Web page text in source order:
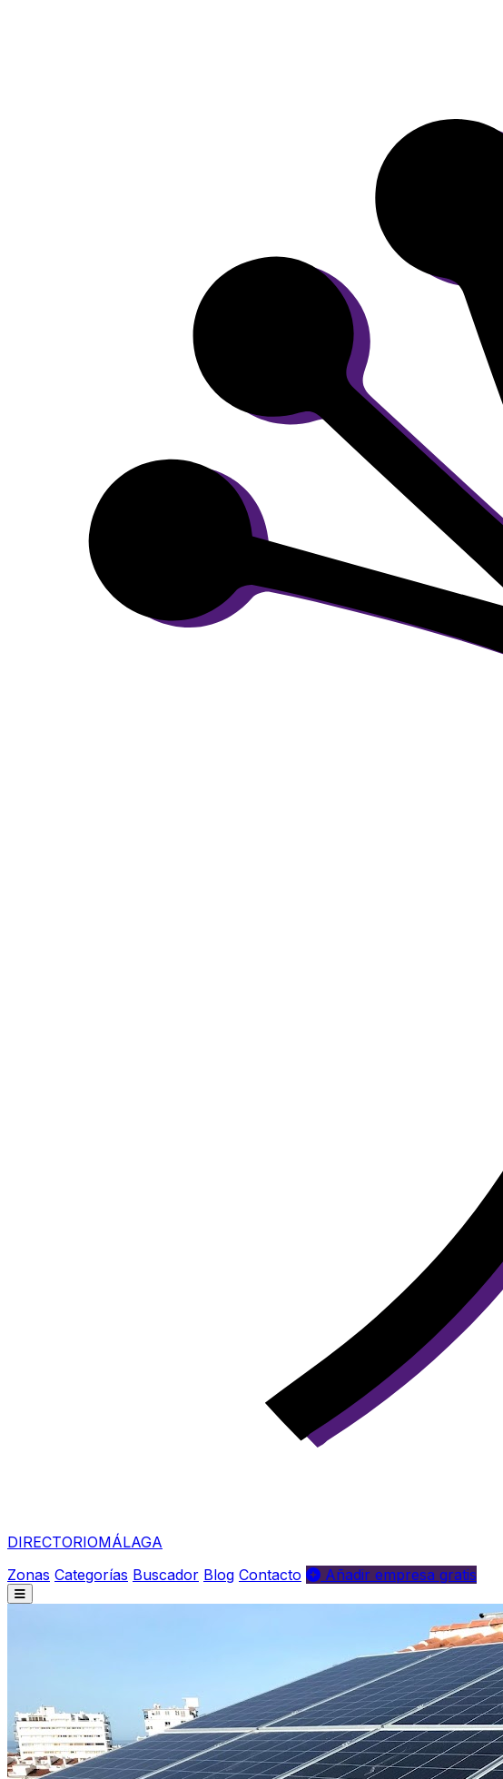
DIRECTORIOMÁLAGA
Zonas Categorías Buscador Blog Contacto Añadir empresa gratis